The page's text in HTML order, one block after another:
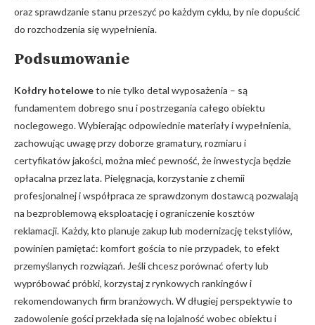
oraz sprawdzanie stanu przeszyć po każdym cyklu, by nie dopuścić
do rozchodzenia się wypełnienia.
Podsumowanie
Kołdry hoteloweto nie tylko detal wyposażenia – są
fundamentem dobrego snu i postrzegania całego obiektu
noclegowego. Wybierając odpowiednie materiały i wypełnienia,
zachowując uwagę przy doborze gramatury, rozmiaru i
certyfikatów jakości, można mieć pewność, że inwestycja będzie
opłacalna przez lata. Pielęgnacja, korzystanie z chemii
profesjonalnej i współpraca ze sprawdzonym dostawcą pozwalają
na bezproblemową eksploatację i ograniczenie kosztów
reklamacji. Każdy, kto planuje zakup lub modernizację tekstyliów,
powinien pamiętać: komfort gościa to nie przypadek, to efekt
przemyślanych rozwiązań. Jeśli chcesz porównać oferty lub
wypróbować próbki, korzystaj z rynkowych rankingów i
rekomendowanych firm branżowych. W długiej perspektywie to
zadowolenie gości przekłada się na lojalność wobec obiektu i